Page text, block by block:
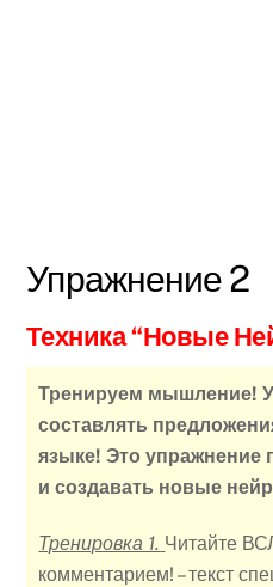
Упражнение 2
Техника “Новые
Тренируем мышление!
составлять
языке! Это упражнение
и создавать новые
Тренировка 1. Читайте
комментарием! – текст